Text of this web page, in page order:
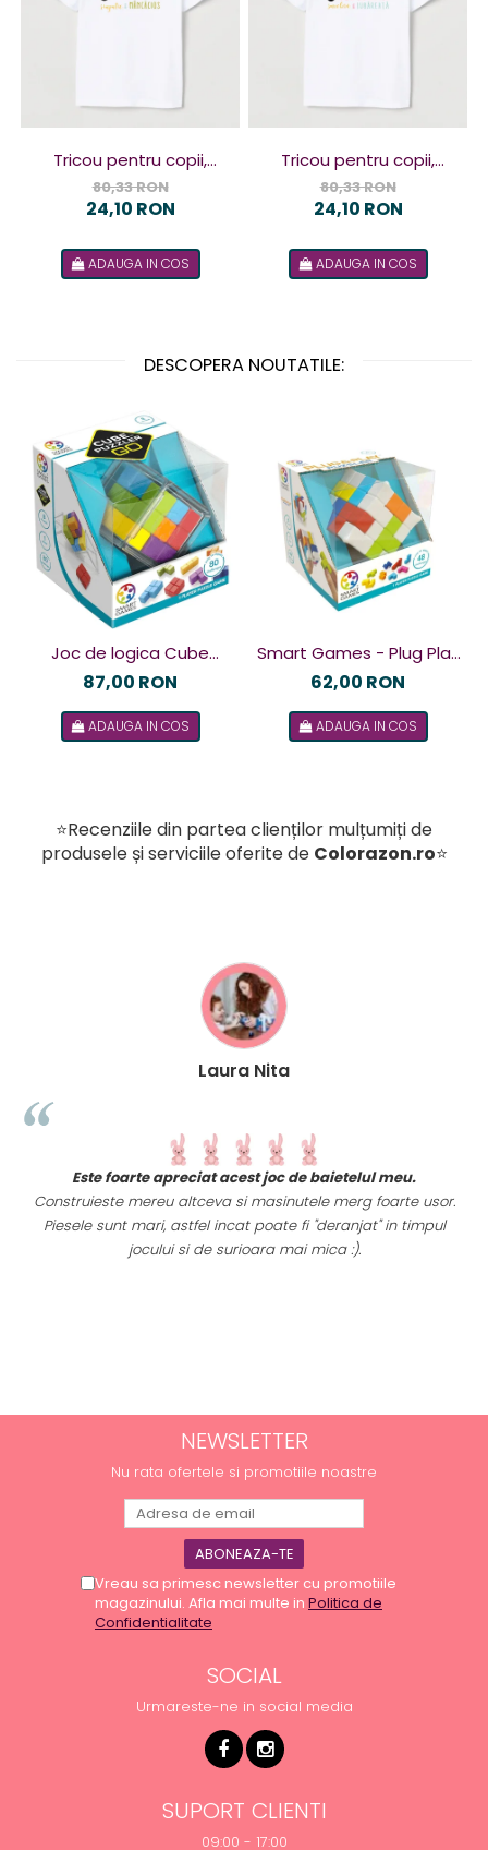
Tricou pentru copii,
design Terorist
80,33 RON
24,10 RON
ADAUGA IN COS
Tricou pentru copii,
design Terorista
80,33 RON
24,10 RON
ADAUGA IN COS
DESCOPERA NOUTATILE:
Joc de logica Cube
Puzzler Go, Smart
87,00 RON
ADAUGA IN COS
Smart Games - Plug Play
Puzzler, joc de logica cu
romana
62,00 RON
ADAUGA IN COS
⭐Recenziile din partea clienților mulțumiți de
produsele și serviciile oferite de Colorazon.ro⭐
Laura Nita
Este foarte apreciat acest joc de baietelul meu.
Construieste mereu altceva si masinutele merg foarte usor.
Piesele sunt mari, astfel incat poate fi "deranjat" in timpul
jocului si de surioara mai mica :).
NEWSLETTER
Nu rata ofertele si promotiile noastre
Vreau sa primesc newsletter cu promotiile
magazinului. Afla mai multe in Politica de
Confidentialitate
SOCIAL
Urmareste-ne in social media
SUPORT CLIENTI
09:00 - 17:00